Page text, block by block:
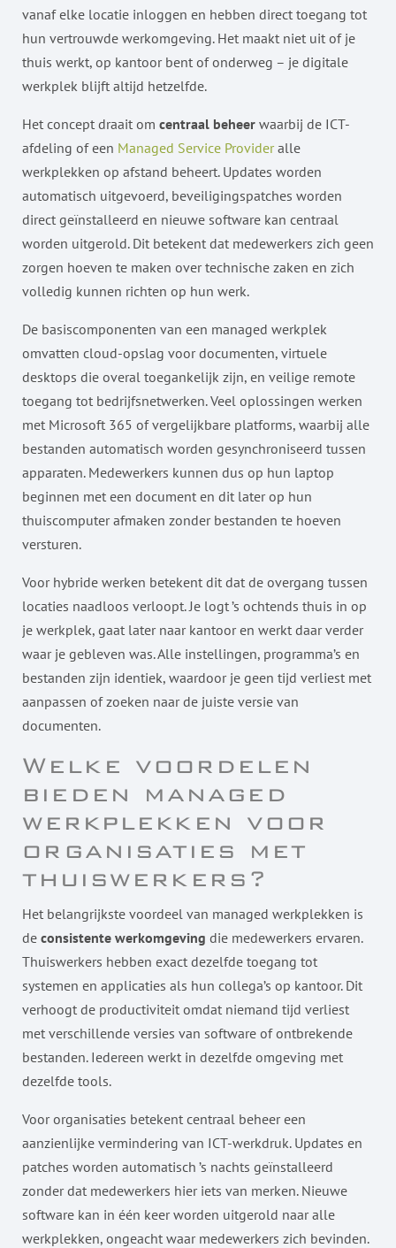
vanaf elke locatie inloggen en hebben direct toegang tot
hun vertrouwde werkomgeving. Het maakt niet uit of je
thuis werkt, op kantoor bent of onderweg – je digitale
werkplek blijft altijd hetzelfde.
Het concept draait om centraal beheer waarbij de ICT-
afdeling of een Managed Service Provideralle
werkplekken op afstand beheert. Updates worden
automatisch uitgevoerd, beveiligingspatches worden
direct geïnstalleerd en nieuwe software kan centraal
worden uitgerold. Dit betekent dat medewerkers zich geen
zorgen hoeven te maken over technische zaken en zich
volledig kunnen richten op hun werk.
De basiscomponenten van een managed werkplek
omvatten cloud-opslag voor documenten, virtuele
desktops die overal toegankelijk zijn, en veilige remote
toegang tot bedrijfsnetwerken. Veel oplossingen werken
met Microsoft 365 of vergelijkbare platforms, waarbij alle
bestanden automatisch worden gesynchroniseerd tussen
apparaten. Medewerkers kunnen dus op hun laptop
beginnen met een document en dit later op hun
thuiscomputer afmaken zonder bestanden te hoeven
versturen.
Voor hybride werken betekent dit dat de overgang tussen
locaties naadloos verloopt. Je logt ’s ochtends thuis in op
je werkplek, gaat later naar kantoor en werkt daar verder
waar je gebleven was. Alle instellingen, programma’s en
bestanden zijn identiek, waardoor je geen tijd verliest met
aanpassen of zoeken naar de juiste versie van
documenten.
Welke voordelen
bieden managed
werkplekken voor
organisaties met
thuiswerkers?
Het belangrijkste voordeel van managed werkplekken is
de consistente werkomgeving die medewerkers ervaren.
Thuiswerkers hebben exact dezelfde toegang tot
systemen en applicaties als hun collega’s op kantoor. Dit
verhoogt de productiviteit omdat niemand tijd verliest
met verschillende versies van software of ontbrekende
bestanden. Iedereen werkt in dezelfde omgeving met
dezelfde tools.
Voor organisaties betekent centraal beheer een
aanzienlijke vermindering van ICT-werkdruk. Updates en
patches worden automatisch ’s nachts geïnstalleerd
zonder dat medewerkers hier iets van merken. Nieuwe
software kan in één keer worden uitgerold naar alle
werkplekken, ongeacht waar medewerkers zich bevinden.